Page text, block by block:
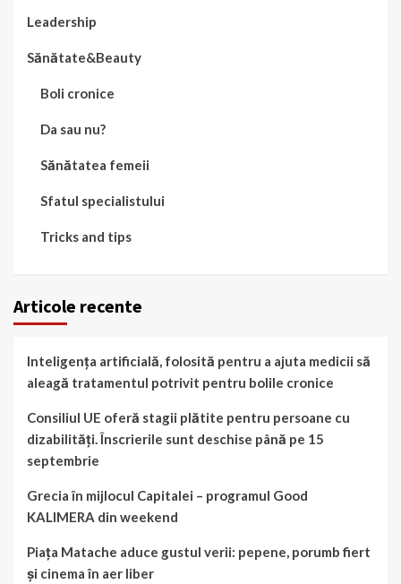
Leadership
Sănătate&Beauty
Boli cronice
Da sau nu?
Sănătatea femeii
Sfatul specialistului
Tricks and tips
Articole recente
Inteligența artificială, folosită pentru a ajuta medicii să
aleagă tratamentul potrivit pentru bolile cronice
Consiliul UE oferă stagii plătite pentru persoane cu
dizabilități. Înscrierile sunt deschise până pe 15
septembrie
Grecia în mijlocul Capitalei – programul Good
KALIMERA din weekend
Piața Matache aduce gustul verii: pepene, porumb fiert
și cinema în aer liber